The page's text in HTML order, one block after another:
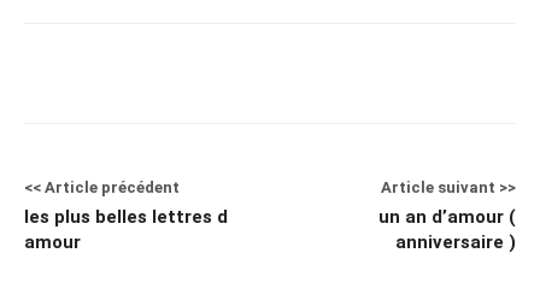
<< Article précédent
les plus belles lettres d
amour
Article suivant >>
un an d’amour (
anniversaire )